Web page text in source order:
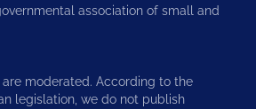
association of small and
moderated. According to the
legislation, we do not publish